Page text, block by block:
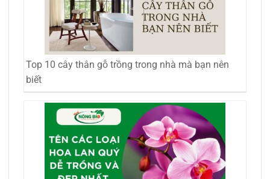
Top 10 cây thân gỗ trồng trong nhà mà bạn nên
biết